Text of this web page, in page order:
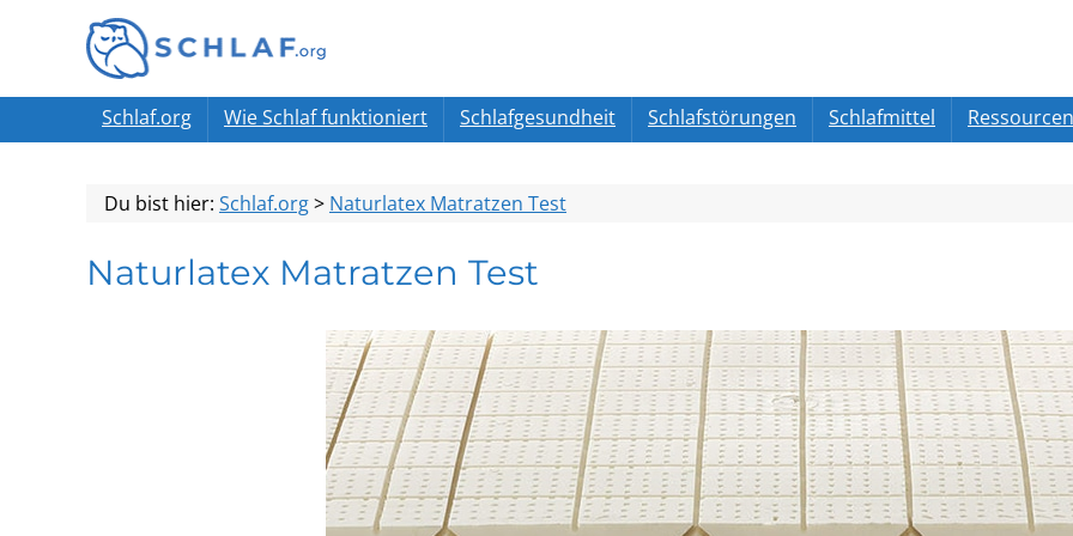
Schlaf.org Wie Schlaf funktioniert Schlafgesundheit Schlafstörungen Schlafmittel Ressourcen
Du bist hier: Schlaf.org> Naturlatex Matratzen Test
Naturlatex Matratzen Test